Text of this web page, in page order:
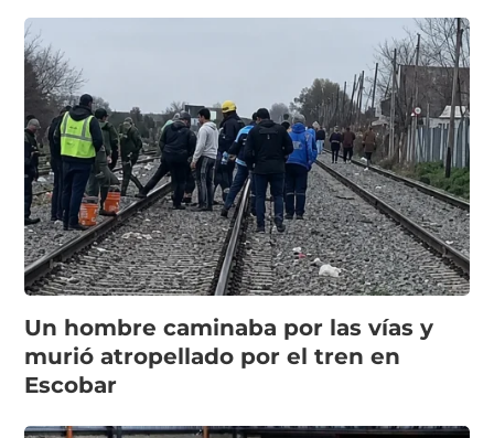
Un hombre caminaba por las vías y
murió atropellado por el tren en
Escobar